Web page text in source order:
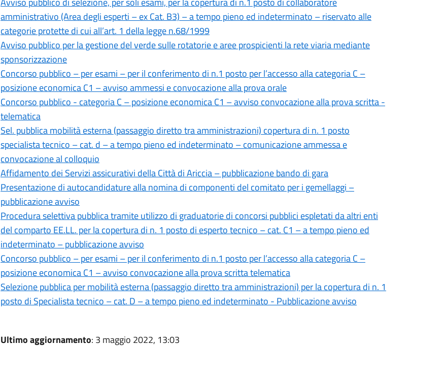
amministrativo (Area degli esperti – ex Cat. B3) – a tempo pieno ed indeterminato – riservato alle
categorie protette di cui all’art. 1 della legge n.68/1999
Avviso pubblico per la gestione del verde sulle rotatorie e aree prospicienti la rete viaria mediante
sponsorizzazione
Concorso pubblico – per esami – per il conferimento di n.1 posto per l’accesso alla categoria C –
posizione economica C1 – avviso ammessi e convocazione alla prova orale
Concorso pubblico - categoria C – posizione economica C1 – avviso convocazione alla prova scritta -
telematica
Sel. pubblica mobilità esterna (passaggio diretto tra amministrazioni) copertura di n. 1 posto
specialista tecnico – cat. d – a tempo pieno ed indeterminato – comunicazione ammessa e
convocazione al colloquio
Affidamento dei Servizi assicurativi della Città di Ariccia – pubblicazione bando di gara
Presentazione di autocandidature alla nomina di componenti del comitato per i gemellaggi –
pubblicazione avviso
Procedura selettiva pubblica tramite utilizzo di graduatorie di concorsi pubblici espletati da altri enti
del comparto EE.LL. per la copertura di n. 1 posto di esperto tecnico – cat. C1 – a tempo pieno ed
indeterminato – pubblicazione avviso
Concorso pubblico – per esami – per il conferimento di n.1 posto per l’accesso alla categoria C –
posizione economica C1 – avviso convocazione alla prova scritta telematica
Selezione pubblica per mobilità esterna (passaggio diretto tra amministrazioni) per la copertura di n. 1
posto di Specialista tecnico – cat. D – a tempo pieno ed indeterminato - Pubblicazione avviso
Ultimo aggiornamento: 3 maggio 2022, 13:03